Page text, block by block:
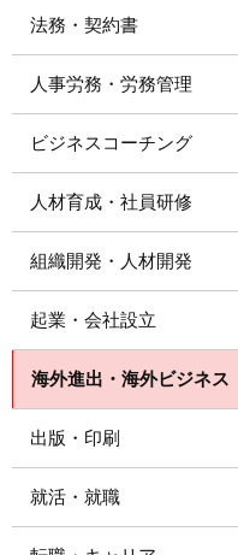
法務・契約書
人事労務・労務管理
ビジネスコーチング
人材育成・社員研修
組織開発・人材開発
起業・会社設立
海外進出・海外ビジネス
出版・印刷
就活・就職